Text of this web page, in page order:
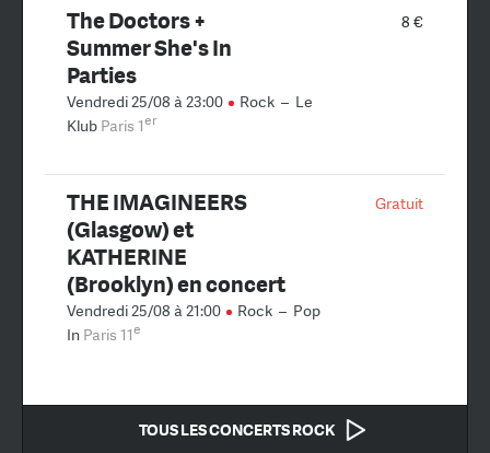
8 €
The Doctors +
Summer She's In
Parties
Vendredi 25/08 à 23:00 Rock – Le
Klub Paris 1er
Gratuit
THE IMAGINEERS
(Glasgow) et
KATHERINE
(Brooklyn) en concert
Vendredi 25/08 à 21:00 Rock – Pop
In Paris 11e
TOUS LES CONCERTS ROCK